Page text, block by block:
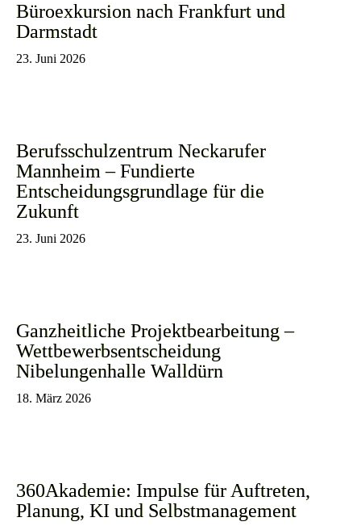
Büroexkursion nach Frankfurt und
Darmstadt
23. Juni 2026
Berufsschulzentrum Neckarufer
Mannheim – Fundierte
Entscheidungsgrundlage für die
Zukunft
23. Juni 2026
Ganzheitliche Projektbearbeitung –
Wettbewerbsentscheidung
Nibelungenhalle Walldürn
18. März 2026
360Akademie: Impulse für Auftreten,
Planung, KI und Selbstmanagement